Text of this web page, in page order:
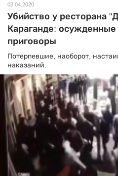
03.04.2020
Убийство у ресторана
Караганде: осужденные
приговоры
Потерпевшие, наоборот,
наказаний.